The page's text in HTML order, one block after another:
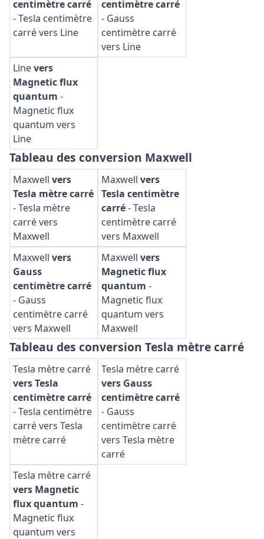
centimètre carré
-Tesla centimètre
carré vers Line
centimètre carré
- Gauss
centimètre carré
vers Line
Linevers
Magnetic flux
quantum -
Magnetic flux
quantum vers
Line
Tableau des conversion Maxwell
Maxwell vers
Tesla mètre carré
-Tesla mètre
carré vers
Maxwell
Maxwell vers
Tesla centimètre
carré-Tesla
centimètre carré
vers Maxwell
Maxwell vers
Gauss
centimètre carré
- Gauss
centimètre carré
vers Maxwell
Maxwell vers
Magnetic flux
quantum -
Magnetic flux
quantum vers
Maxwell
Tableau des conversion Tesla mètre carré
Tesla mètre carré
vers Tesla
centimètre carré
-Tesla centimètre
carré vers Tesla
mètre carré
Tesla mètre carré
vers Gauss
centimètre carré
- Gauss
centimètre carré
vers Tesla mètre
carré
Tesla mètre carré
vers Magnetic
flux quantum -
Magnetic flux
quantum vers